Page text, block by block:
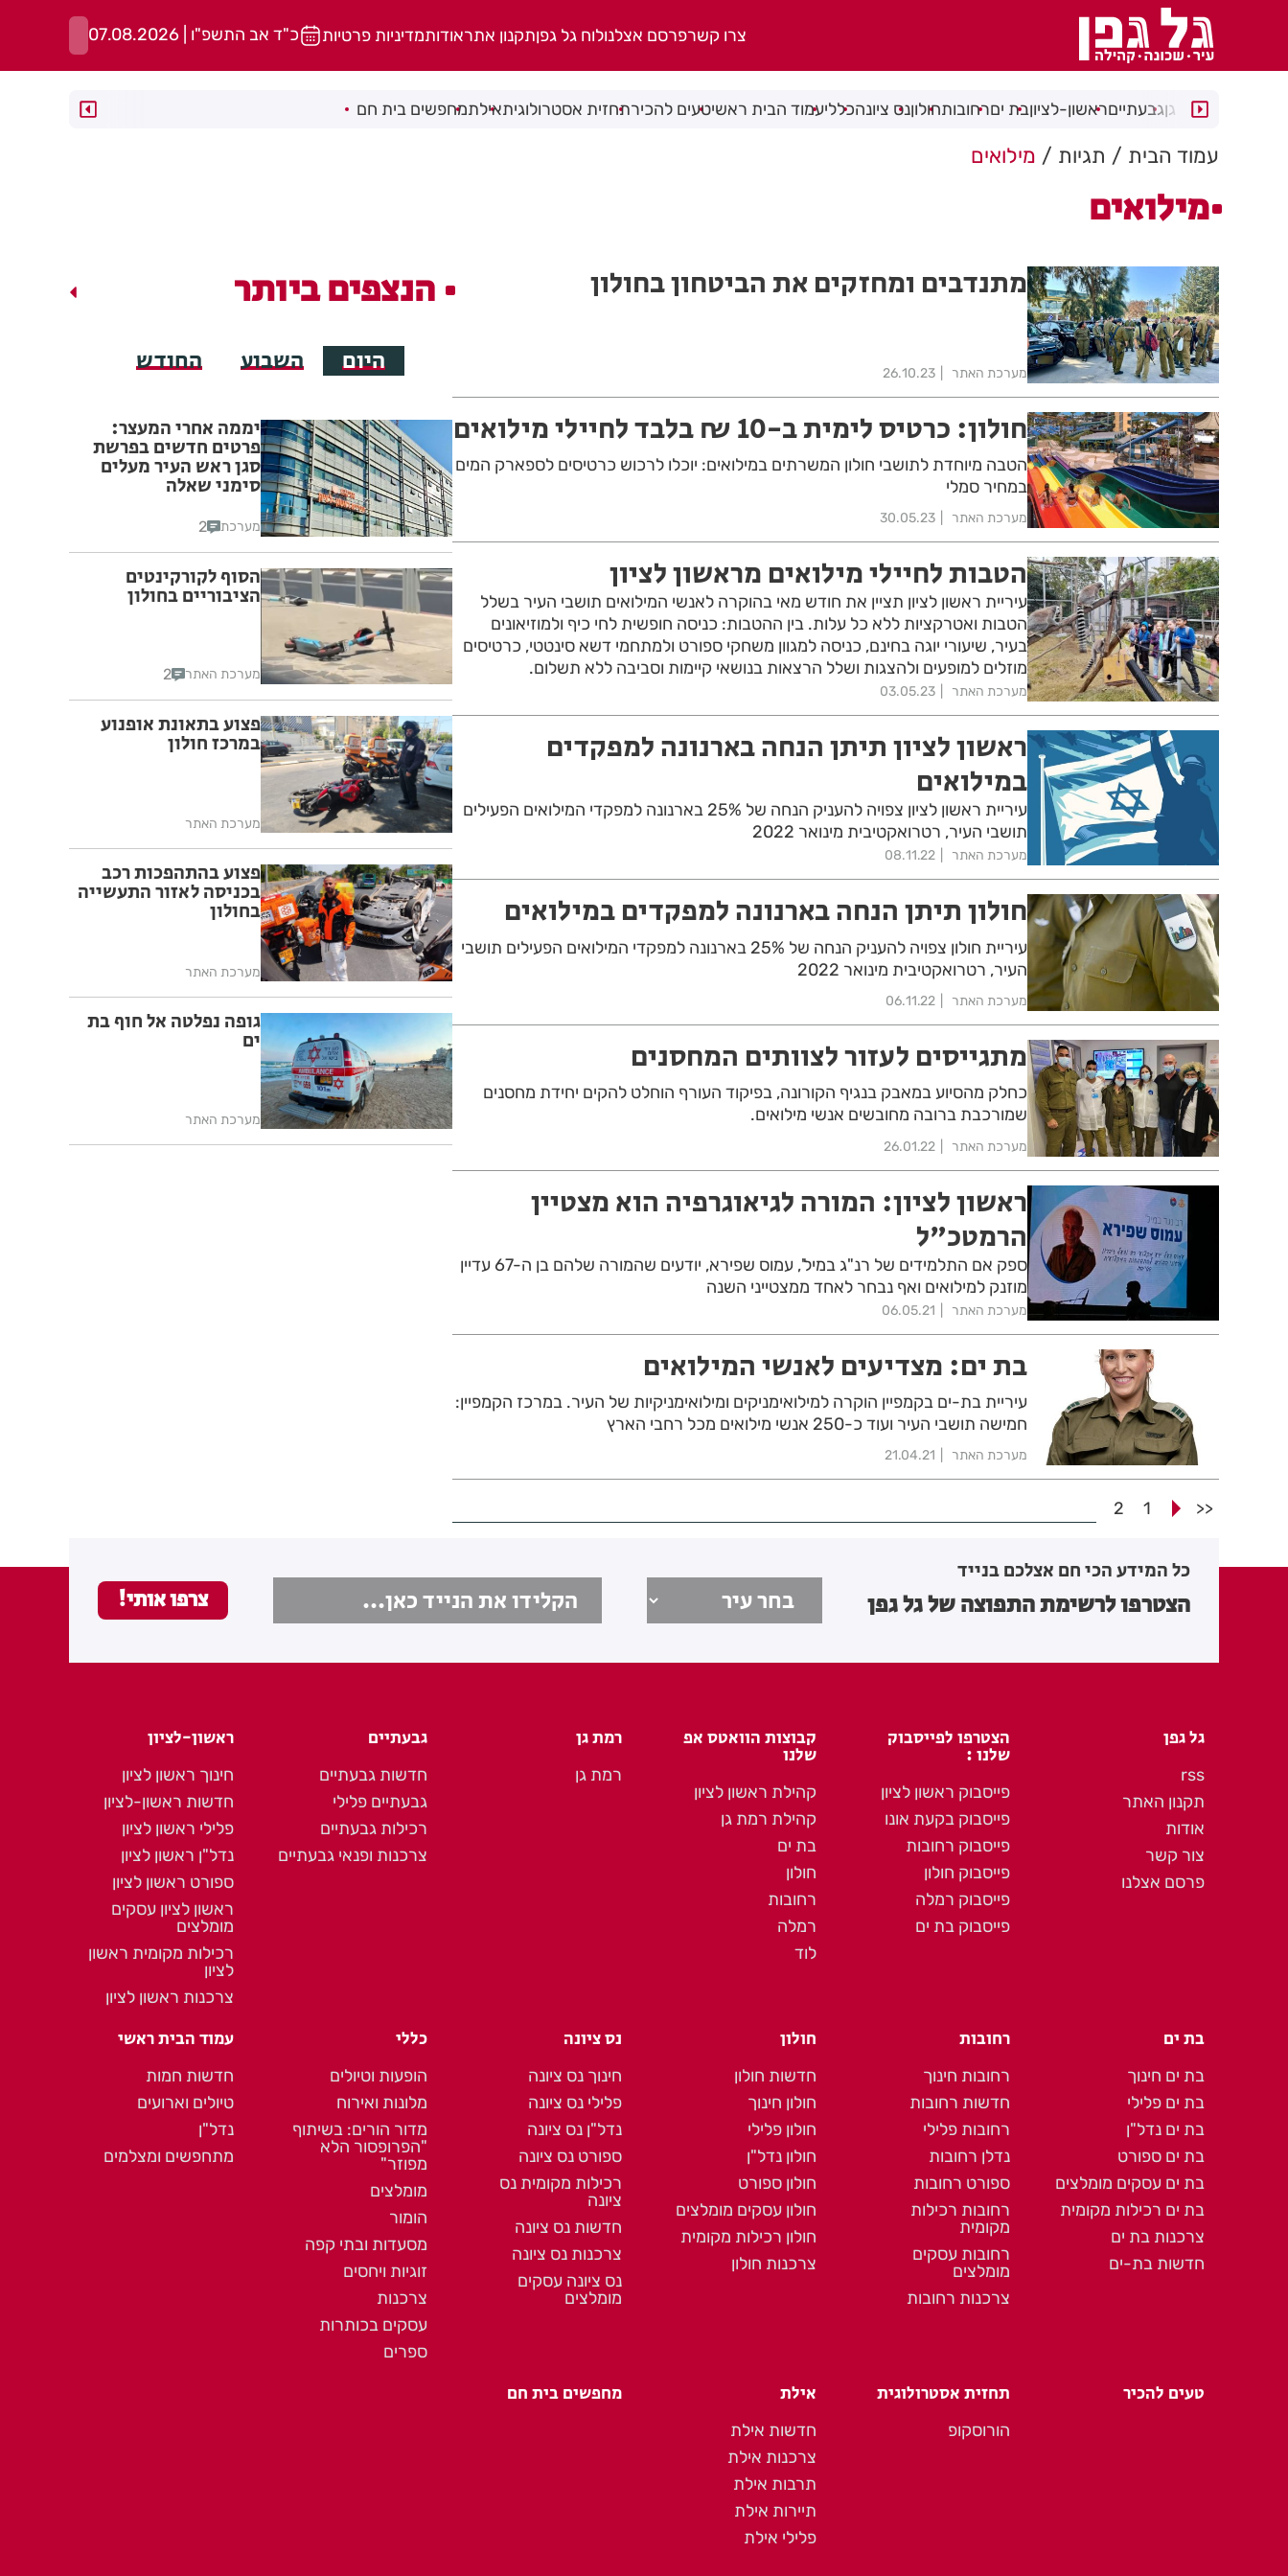
צרו קשרפרסם אצלנולוח גל גפןתקנון אתראודותמדיניות פרטיות כ"ד אב התשפ"ו | 07.08.2026
רמת גןגבעתייםראשון-לציוןבת יםרחובותחולוןנס ציונהכלליעמוד הבית ראשיטעים להכירתחזית אסטרולוגיתאילתמחפשים בית חם
עמוד הבית תגיות מילואים
מילואים
מתנדבים ומחזקים את הביטחון בחולון
מערכת האתר 26.10.23
חולון: כרטיס לימית ב-10 ₪ בלבד לחיילי מילואים
הטבה מיוחדת לתושבי חולון המשרתים במילואים: יוכלו לרכוש כרטיסים לספארק המים
במחיר סמלי
מערכת האתר 30.05.23
הטבות לחיילי מילואים מראשון לציון
עיריית ראשון לציון תציין את חודש מאי בהוקרה לאנשי המילואים תושבי העיר בשלל
הטבות ואטרקציות ללא כל עלות. בין ההטבות: כניסה חופשית לחי כיף ולמוזיאונים
בעיר, שיעורי יוגה בחינם, כניסה למגוון משחקי ספורט ולמתחמי דשא סינטטי, כרטיסים
מוזלים למופעים ולהצגות ושלל הרצאות בנושאי קיימות וסביבה ללא תשלום.
מערכת האתר 03.05.23
ראשון לציון תיתן הנחה בארנונה למפקדים
במילואים
עיריית ראשון לציון צפויה להעניק הנחה של 25% בארנונה למפקדי המילואים הפעילים
תושבי העיר, רטרואקטיבית מינואר 2022
מערכת האתר 08.11.22
חולון תיתן הנחה בארנונה למפקדים במילואים
עיריית חולון צפויה להעניק הנחה של 25% בארנונה למפקדי המילואים הפעילים תושבי
העיר, רטרואקטיבית מינואר 2022
מערכת האתר 06.11.22
מתגייסים לעזור לצוותים המחסנים
כחלק מהסיוע במאבק בנגיף הקורונה, בפיקוד העורף הוחלט להקים יחידת מחסנים
שמורכבת ברובה מחובשים אנשי מילואים.
מערכת האתר 26.01.22
ראשון לציון: המורה לגיאוגרפיה הוא מצטיין
הרמטכ"ל
ספק אם התלמידים של רנ"ג במיל', עמוס שפירא, יודעים שהמורה שלהם בן ה-67 עדיין
מוזנק למילואים ואף נבחר לאחד ממצטייני השנה
מערכת האתר 06.05.21
בת ים: מצדיעים לאנשי המילואים
עיריית בת-ים בקמפיין הוקרה למילואימניקים ומילואימניקיות של העיר. במרכז הקמפיין:
חמישה תושבי העיר ועוד כ-250 אנשי מילואים מכל רחבי הארץ
מערכת האתר 21.04.21
<<
1
2
הנצפים ביותר
היום השבוע החודש
יממה אחרי המעצר:
פרטים חדשים בפרשת
סגן ראש העיר מעלים
סימני שאלה
מערכת 2
הסוף לקורקינטים
הציבוריים בחולון
מערכת האתר 2
פצוע בתאונת אופנוע
במרכז חולון
מערכת האתר
פצוע בהתהפכות רכב
בכניסה לאזור התעשייה
בחולון
מערכת האתר
גופה נפלטה אל חוף בת
ים
מערכת האתר
כל המידע הכי חם אצלכם בנייד
הצטרפו לרשימת התפוצה של גל גפן
גל גפן
rss
תקנון האתר
אודות
צור קשר
פרסם אצלנו
הצטרפו לפייסבוק
שלנו :
פייסבוק ראשון לציון
פייסבוק בקעת אונו
פייסבוק רחובות
פייסבוק חולון
פייסבוק רמלה
פייסבוק בת ים
קבוצות הוואטס אפ
שלנו
קהילת ראשון לציון
קהילת רמת גן
בת ים
חולון
רחובות
רמלה
לוד
רמת גן
רמת גן
גבעתיים
חדשות גבעתיים
גבעתיים פלילי
רכילות גבעתיים
צרכנות ופנאי גבעתיים
ראשון-לציון
חינוך ראשון לציון
חדשות ראשון-לציון
פלילי ראשון לציון
נדל"ן ראשון לציון
ספורט ראשון לציון
ראשון לציון עסקים
מומלצים
רכילות מקומית ראשון
לציון
צרכנות ראשון לציון
בת ים
בת ים חינוך
בת ים פלילי
בת ים נדל"ן
בת ים ספורט
בת ים עסקים מומלצים
בת ים רכילות מקומית
צרכנות בת ים
חדשות בת-ים
רחובות
רחובות חינוך
חדשות רחובות
רחובות פלילי
נדלן רחובות
ספורט רחובות
רחובות רכילות
מקומית
רחובות עסקים
מומלצים
צרכנות רחובות
חולון
חדשות חולון
חולון חינוך
חולון פלילי
חולון נדל"ן
חולון ספורט
חולון עסקים מומלצים
חולון רכילות מקומית
צרכנות חולון
נס ציונה
חינוך נס ציונה
פלילי נס ציונה
נדל"ן נס ציונה
ספורט נס ציונה
רכילות מקומית נס
ציונה
חדשות נס ציונה
צרכנות נס ציונה
נס ציונה עסקים
מומלצים
כללי
הופעות וטיולים
מלונות ואירוח
מדור הורים: בשיתוף
"הפרופסור הלא
מפוזר"
מומלצים
הומור
מסעדות ובתי קפה
זוגיות ויחסים
צרכנות
עסקים בכותרות
ספרים
עמוד הבית ראשי
חדשות חמות
טיולים וארועים
נדל"ן
מתחפשים ומצלמים
טעים להכיר תחזית אסטרולוגית
הורוסקופ
אילת
חדשות אילת
צרכנות אילת
תרבות אילת
תיירות אילת
פלילי אילת
מחפשים בית חם